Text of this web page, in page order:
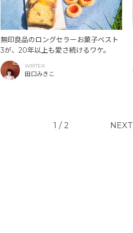
無印良品のロングセラーお菓子ベスト
3が、20年以上も愛さ続けるワケ。
WRITER
田口みきこ
1 / 2 NEXT